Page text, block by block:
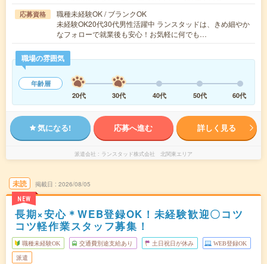
応募資格
職種未経験OK / ブランクOK
未経験OK20代30代男性活躍中 ランスタッドは、きめ細やか
なフォローで就業後も安心！お気軽に何でも…
職場の雰囲気
年齢層
20代
30代 40代 50代 60代
気になる! 応募へ進む 詳しく見る
派遣会社 ランスタッド株式会社 北関東エリア
未読
NEW
掲載日 2026/08/05
長期×安心＊WEB登録OK！未経験歓迎〇コツ
コツ軽作業スタッフ募集！
職種未経験OK 交通費別途支給あり 土日祝日が休み WEB登録OK
派遣